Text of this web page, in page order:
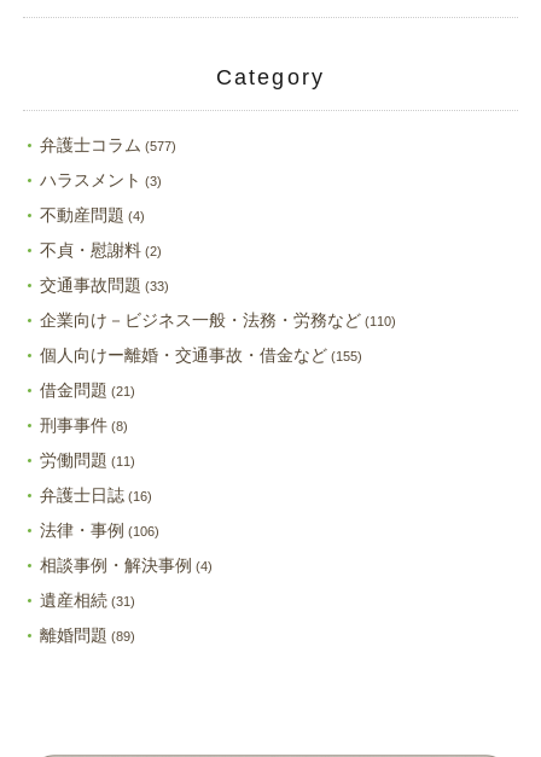
Category
弁護士コラム (577)
ハラスメント (3)
不動産問題 (4)
不貞・慰謝料(2)
交通事故問題 (33)
企業向け－ビジネス一般・法務・労務など(110)
個人向けー離婚・交通事故・借金など(155)
借金問題 (21)
刑事事件(8)
労働問題 (11)
弁護士日誌(16)
法律・事例 (106)
相談事例・解決事例 (4)
遺産相続(31)
離婚問題 (89)